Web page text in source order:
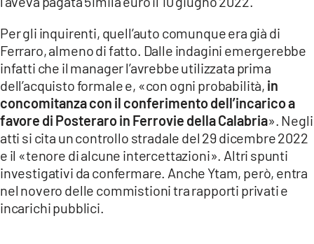
Per gli inquirenti, quell’auto comunque era già di
Ferraro, almeno di fatto. Dalle indagini emergerebbe
infatti che il manager l’avrebbe utilizzata prima
dell’acquisto formale e, «con ogni probabilità, in
concomitanza con il conferimento dell’incarico a
favore di Posteraro in Ferrovie della Calabria». Negli
atti si cita un controllo stradale del 29 dicembre 2022
e il «tenore di alcune intercettazioni». Altri spunti
investigativi da confermare. Anche Ytam, però, entra
nel novero delle commistioni tra rapporti privati e
incarichi pubblici.